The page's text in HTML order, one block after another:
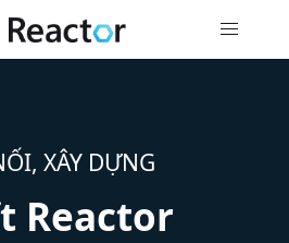
XÂY DỰNG
Reactor